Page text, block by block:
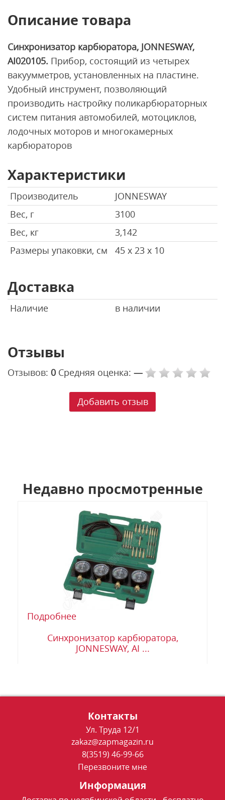
Описание товара
Синхронизатор карбюратора, JONNESWAY,
AI020105. Прибор, состоящий из четырех
вакуумметров, установленных на пластине.
Удобный инструмент, позволяющий
производить настройку поликарбюраторных
систем питания автомобилей, мотоциклов,
лодочных моторов и многокамерных
карбюраторов
Характеристики
Производитель
JONNESWAY
Вес, г
3100
Вес, кг
3,142
Размеры упаковки, см
45 х 23 х 10
Доставка
Наличие в наличии
Отзывы
Отзывов: 0 Средняя оценка: —
Добавить отзыв
Недавно просмотренные
Подробнее
Синхронизатор карбюратора,
JONNESWAY, AI ...
Контакты
Ул. Труда 12/1
zakaz@zapmagazin.ru
8(3519) 46-99-66
Перезвоните мне
Информация